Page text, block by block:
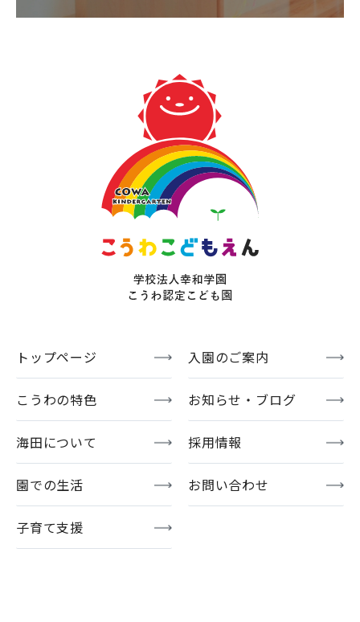
トップページ 入園のご案内
こうわの特色 お知らせ・ブログ
海田について 採用情報
園での生活 お問い合わせ
子育て支援